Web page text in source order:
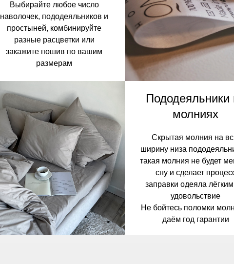
Выбирайте любое число
наволочек, пододеяльников и
простыней, комбинируйте
разные расцветки или
закажите пошив по вашим
размерам
Пододеяльники
молниях
Скрытая молния на
ширину низа
такая молния не будет
сну и сделает
заправки одеяла
удовольствие
Не бойтесь поломки
даём год гарантии